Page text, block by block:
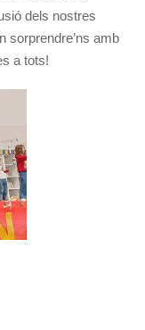
dels nostres
sorprendre’ns amb
a tots!